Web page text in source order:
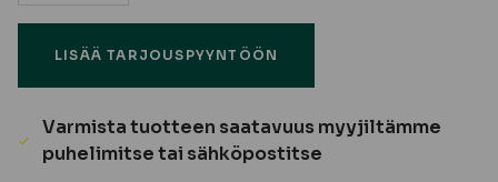
valkoinen
määrä
LISÄÄ TARJOUSPYYNTÖÖN
Varmista tuotteen saatavuus myyjiltämme
puhelimitse tai sähköpostitse